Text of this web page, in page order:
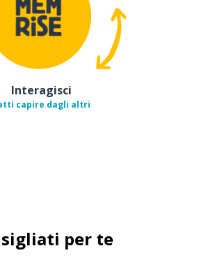
Interagisci
capire dagli altri
per te